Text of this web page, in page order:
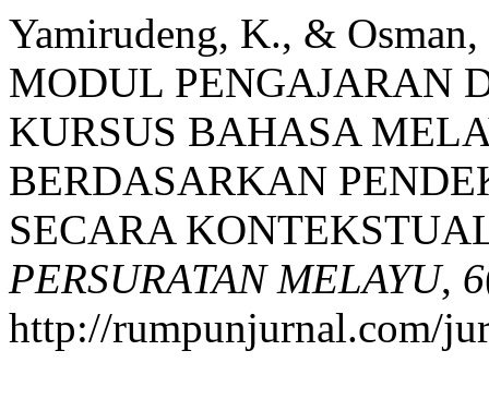
Yamirudeng, K., &
MODUL PENGAJARAN
KURSUS BAHASA
BERDASARKAN
SECARA
PERSURATAN MELAYU, 6
http://rumpunjurnal.com/